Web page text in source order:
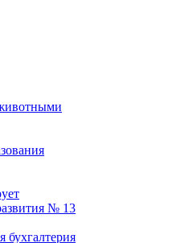
№ 13
бухгалтерия